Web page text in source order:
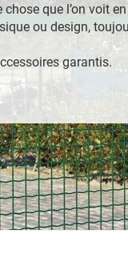
que l’on voit
ou design,
garantis.